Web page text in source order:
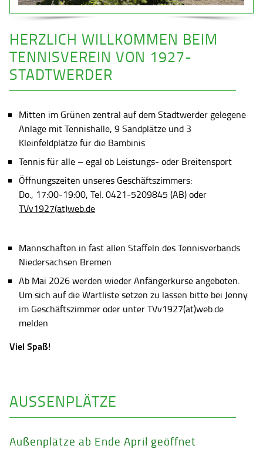
HERZLICH WILLKOMMEN BEIM
TENNISVEREIN VON 1927-
STADTWERDER
Mitten im Grünen zentral auf dem Stadtwerder gelegene
Anlage mit Tennishalle, 9 Sandplätze und 3
Kleinfeldplätze für die Bambinis
Tennis für alle – egal ob Leistungs- oder Breitensport
Öffnungszeiten unseres Geschäftszimmers:
Do., 17:00-19:00, Tel. 0421-5209845 (AB) oder
TVv1927(at)web.de
Mannschaften in fast allen Staffeln des Tennisverbands
Niedersachsen Bremen
Ab Mai 2026 werden wieder Anfängerkurse angeboten.
Um sich auf die Wartliste setzen zu lassen bitte bei Jenny
im Geschäftszimmer oder unter TVv1927(at)web.de
melden
Viel Spaß!
AUSSENPLÄTZE
Außenplätze ab Ende April geöffnet